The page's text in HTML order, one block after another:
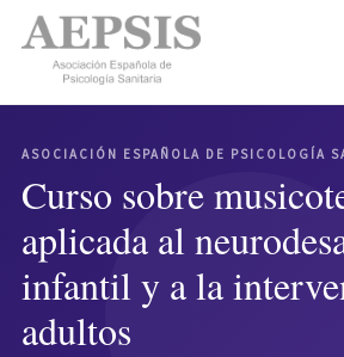
ASOCIACIÓN ESPAÑOLA DE PSICOLOGÍA
Curso sobre
aplicada al
infantil y a la
adultos